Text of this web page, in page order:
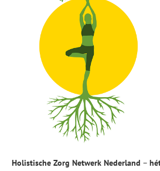
Holistische Zorg Netwerk Nederland –